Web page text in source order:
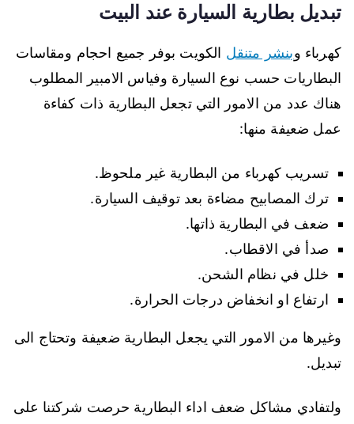
تبديل بطارية السيارة عند البيت
كهرباء وبنشر متنقل الكويت بوفر جميع احجام ومقاسات
البطاريات حسب نوع السيارة وفياس الامبير المطلوب
هناك عدد من الامور التي تجعل البطارية ذات كفاءة
عمل ضعيفة منها:
تسريب كهرباء من البطارية غير ملحوظ.
ترك المصابيح مضاءة بعد توقيف السيارة.
ضعف في البطارية ذاتها.
صدأ في الاقطاب.
خلل في نظام الشحن.
ارتفاع او انخفاض درجات الحرارة.
وغيرها من الامور التي يجعل البطارية ضعيفة وتحتاج الى
تبديل.
ولتفادي مشاكل ضعف اداء البطارية حرصت شركتنا على